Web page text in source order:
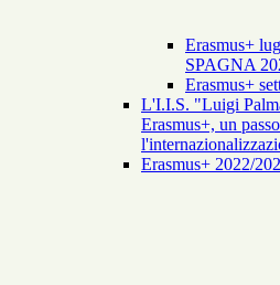
Erasmus+
SPAGNA
Erasmus+
L'I.I.S. "Luigi
Erasmus+, un
Erasmus+ 2022/